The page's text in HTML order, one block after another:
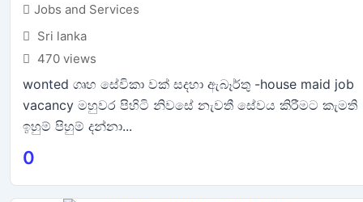
Jobs and Services
Sri lanka
470 views
wonted ගෘහ සේවිකා වක් සදහා ඇබෑර්තු -house maid job
vacancy මහුවර පිහිටි නිවසේ නැවතී සේවය කිරීමට කැමති
ඉහුම් පිහුම් දන්නා...
0